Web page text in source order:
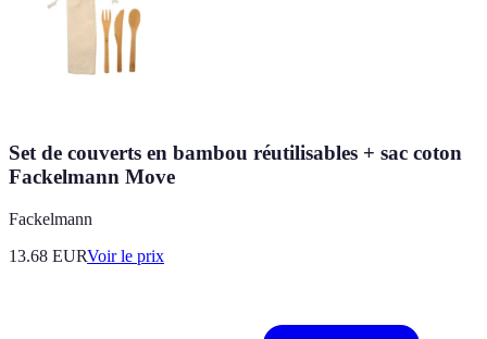
Set de couverts en bambou réutilisables + sac coton
Fackelmann Move
Fackelmann
13.68 EURVoir le prix